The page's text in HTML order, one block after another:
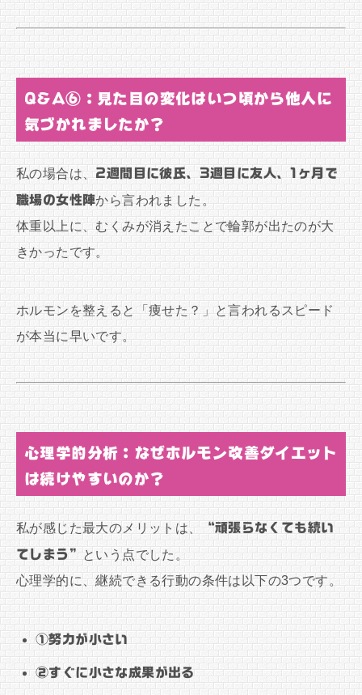
Q&A⑥：見た目の変化はいつ頃から他人に
気づかれましたか？
私の場合は、 2週間目に彼氏、3週目に友人、1ヶ月で
職場の女性陣から言われました。
体重以上に、むくみが消えたことで輪郭が出たのが大
きかったです。
ホルモンを整えると「痩せた？」と言われるスピード
が本当に早いです。
心理学的分析：なぜホルモン改善ダイエット
は続けやすいのか？
私が感じた最大のメリットは、 “頑張らなくても続い
てしまう”
という点でした。
心理学的に、継続できる行動の条件は以下の3つです。
①努力が小さい
②すぐに小さな成果が出る